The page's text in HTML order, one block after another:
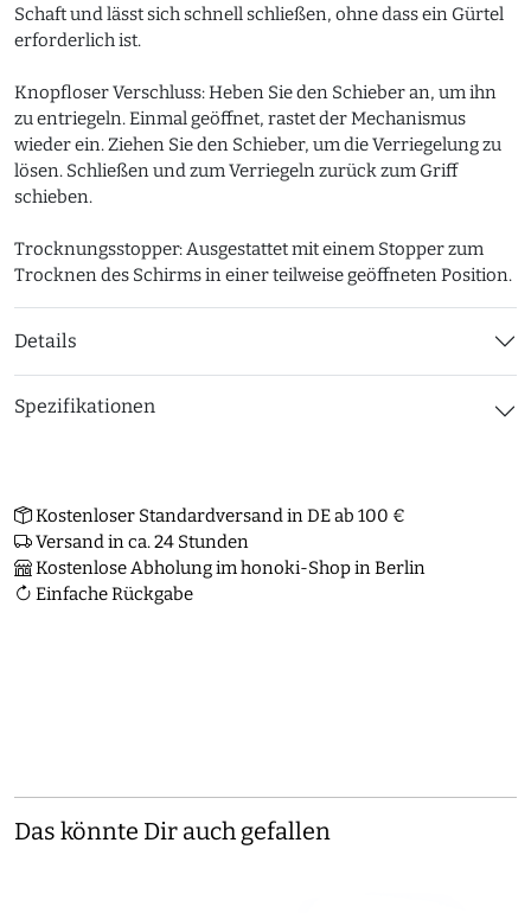
Schaft und lässt sich schnell schließen, ohne dass ein Gürtel
erforderlich ist.
Knopfloser Verschluss: Heben Sie den Schieber an, um ihn
zu entriegeln. Einmal geöffnet, rastet der Mechanismus
wieder ein. Ziehen Sie den Schieber, um die Verriegelung zu
lösen. Schließen und zum Verriegeln zurück zum Griff
schieben.
Trocknungsstopper: Ausgestattet mit einem Stopper zum
Trocknen des Schirms in einer teilweise geöffneten Position.
Details
Spezifikationen
Kostenloser Standardversand in DE ab 100 €
Versand in ca. 24 Stunden
Kostenlose Abholung im honoki-Shop in Berlin
Einfache Rückgabe
Das könnte Dir auch gefallen